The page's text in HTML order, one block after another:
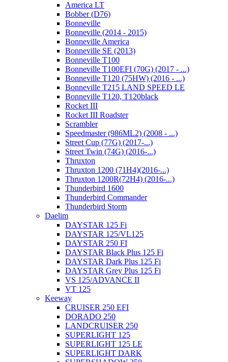
America LT
Bobber (D76)
Bonneville
Bonneville (2014 - 2015)
Bonneville America
Bonneville SE (2013)
Bonneville T100
Bonneville T100EFI (70G) (2017 - ...)
Bonneville T120 (75HW) (2016 - ...)
Bonneville T215 LAND SPEED LE
Bonneville T120, T120black
Rocket III
Rocket III Roadster
Scrambler
Speedmaster (986ML2) (2008 - ...)
Street Cup (77G) (2017-...)
Street Twin (74G) (2016-...)
Thruxton
Thruxton 1200 (71H4)(2016-...)
Thruxton 1200R(72H4) (2016-...)
Thunderbird 1600
Thunderbird Commander
Thunderbird Storm
Daelim
DAYSTAR 125 Fi
DAYSTAR 125/VL125
DAYSTAR 250 FI
DAYSTAR Black Plus 125 Fi
DAYSTAR Dark Plus 125 Fi
DAYSTAR Grey Plus 125 Fi
VS 125/ADVANCE II
VT 125
Keeway
CRUISER 250 EFI
DORADO 250
LANDCRUISER 250
SUPERLIGHT 125
SUPERLIGHT 125 LE
SUPERLIGHT DARK